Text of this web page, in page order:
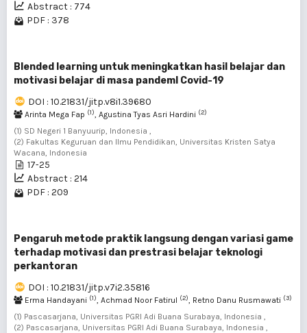
Abstract : 774
PDF : 378
Blended learning untuk meningkatkan hasil belajar dan
motivasi belajar di masa pandemI Covid-19
DOI : 10.21831/jitp.v8i1.39680
Arinta Mega Fap (1), Agustina Tyas Asri Hardini (2)
(1) SD Negeri 1 Banyuurip, Indonesia ,
(2) Fakultas Keguruan dan Ilmu Pendidikan, Universitas Kristen Satya
Wacana, Indonesia
17-25
Abstract : 214
PDF : 209
Pengaruh metode praktik langsung dengan variasi game
terhadap motivasi dan prestrasi belajar teknologi
perkantoran
DOI : 10.21831/jitp.v7i2.35816
Erma Handayani (1), Achmad Noor Fatirul (2), Retno Danu Rusmawati (3)
(1) Pascasarjana, Universitas PGRI Adi Buana Surabaya, Indonesia ,
(2) Pascasarjana, Universitas PGRI Adi Buana Surabaya, Indonesia ,